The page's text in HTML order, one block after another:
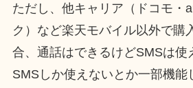
ただし、他キャリア（ドコモ・
ク）など楽天モバイル以外で購
合、通話はできるけどSMSは使
SMSしか使えないとか一部機能